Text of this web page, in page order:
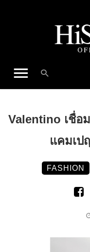
Valentino เชื่อ
แคมเป
FASHION